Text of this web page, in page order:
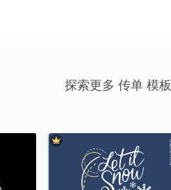
探索更多 传单 模板